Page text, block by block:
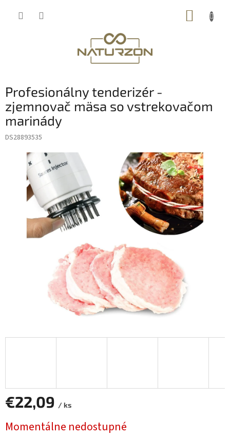
Profesionálny tenderizér -
zjemnovač mäsa so vstrekovačom
marinády
DS28893535
€22,09 / ks
cena:
Momentálne nedostupné